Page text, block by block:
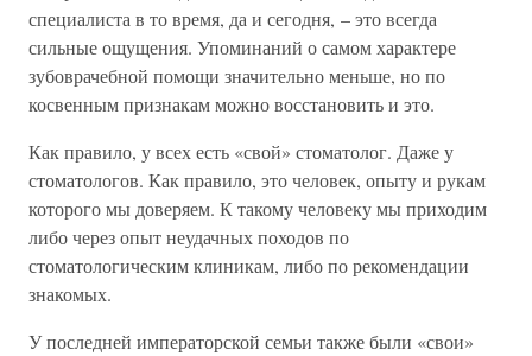
специалиста в то время, да и сегодня, – это всегда
сильные ощущения. Упоминаний о самом характере
зубоврачебной помощи значительно меньше, но по
косвенным признакам можно восстановить и это.
Как правило, у всех есть «свой» стоматолог. Даже у
стоматологов. Как правило, это человек, опыту и рукам
которого мы доверяем. К такому человеку мы приходим
либо через опыт неудачных походов по
стоматологическим клиникам, либо по рекомендации
знакомых.
У последней императорской семьи также были «свои»